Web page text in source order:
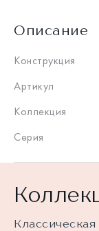
Описание
Конструкция
Артикул
Коллекция
Серия
Классическая